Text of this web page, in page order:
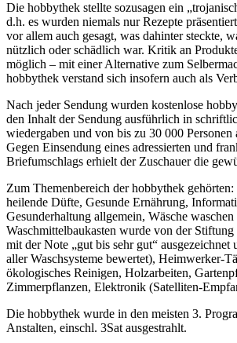
Die hobbythek stellte sozusagen ein
d.h. es wurden niemals nur Rezepte
vor allem auch gesagt, was dahinter steckte,
nützlich oder schädlich war. Kritik an
möglich – mit einer Alternative zum
hobbythek verstand sich insofern auch als
Nach jeder Sendung wurden kostenlose
den Inhalt der Sendung ausführlich in
wiedergaben und von bis zu 30 000 Personen
Gegen Einsendung eines adressierten und
Briefumschlags erhielt der Zuschauer die
Zum Themenbereich der hobbythek
heilende Düfte, Gesunde Ernährung,
Gesunderhaltung allgemein, Wäsche
Waschmittelbaukasten wurde von der
mit der Note „gut bis sehr gut“ ausgezeichnet
aller Waschsysteme bewertet), Heimwerker-
ökologisches Reinigen, Holzarbeiten,
Zimmerpflanzen, Elektronik (Satelliten-
Die hobbythek wurde in den meisten 3.
Anstalten, einschl. 3Sat ausgestrahlt.